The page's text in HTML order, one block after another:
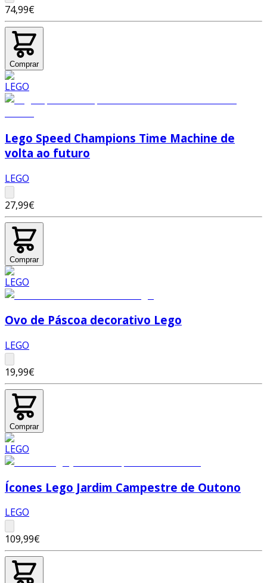
74,99€
Comprar
Lego Speed Champions Time Machine de
volta ao futuro
LEGO
27,99€
Comprar
Ovo de Páscoa decorativo Lego
LEGO
19,99€
Comprar
Ícones Lego Jardim Campestre de Outono
LEGO
109,99€